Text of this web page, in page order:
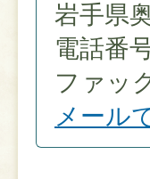
岩手県
電話番
ファッ
メール